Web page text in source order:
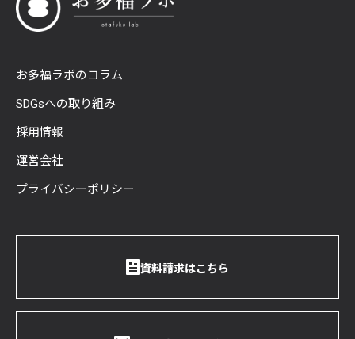
お多福ラボのコラム
SDGsへの取り組み
採用情報
運営会社
プライバシーポリシー
資料請求はこちら